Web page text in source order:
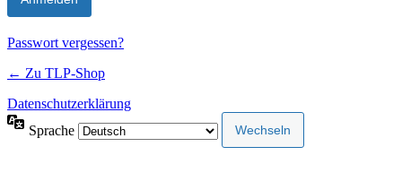
Passwort vergessen?
← Zu TLP-Shop
Datenschutzerklärung
Sprache